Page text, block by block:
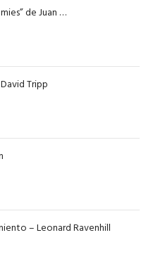
de Juan …
Tripp
– Leonard Ravenhill